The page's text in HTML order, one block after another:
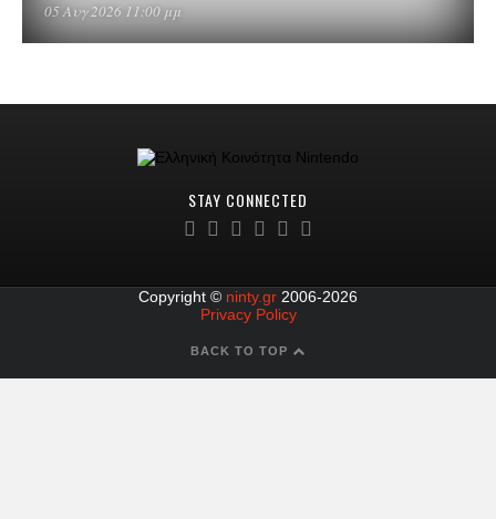
05 Αυγ 2026 11:00 μμ
STAY CONNECTED
Copyright © ninty.gr 2006-2026
Privacy Policy
BACK TO TOP